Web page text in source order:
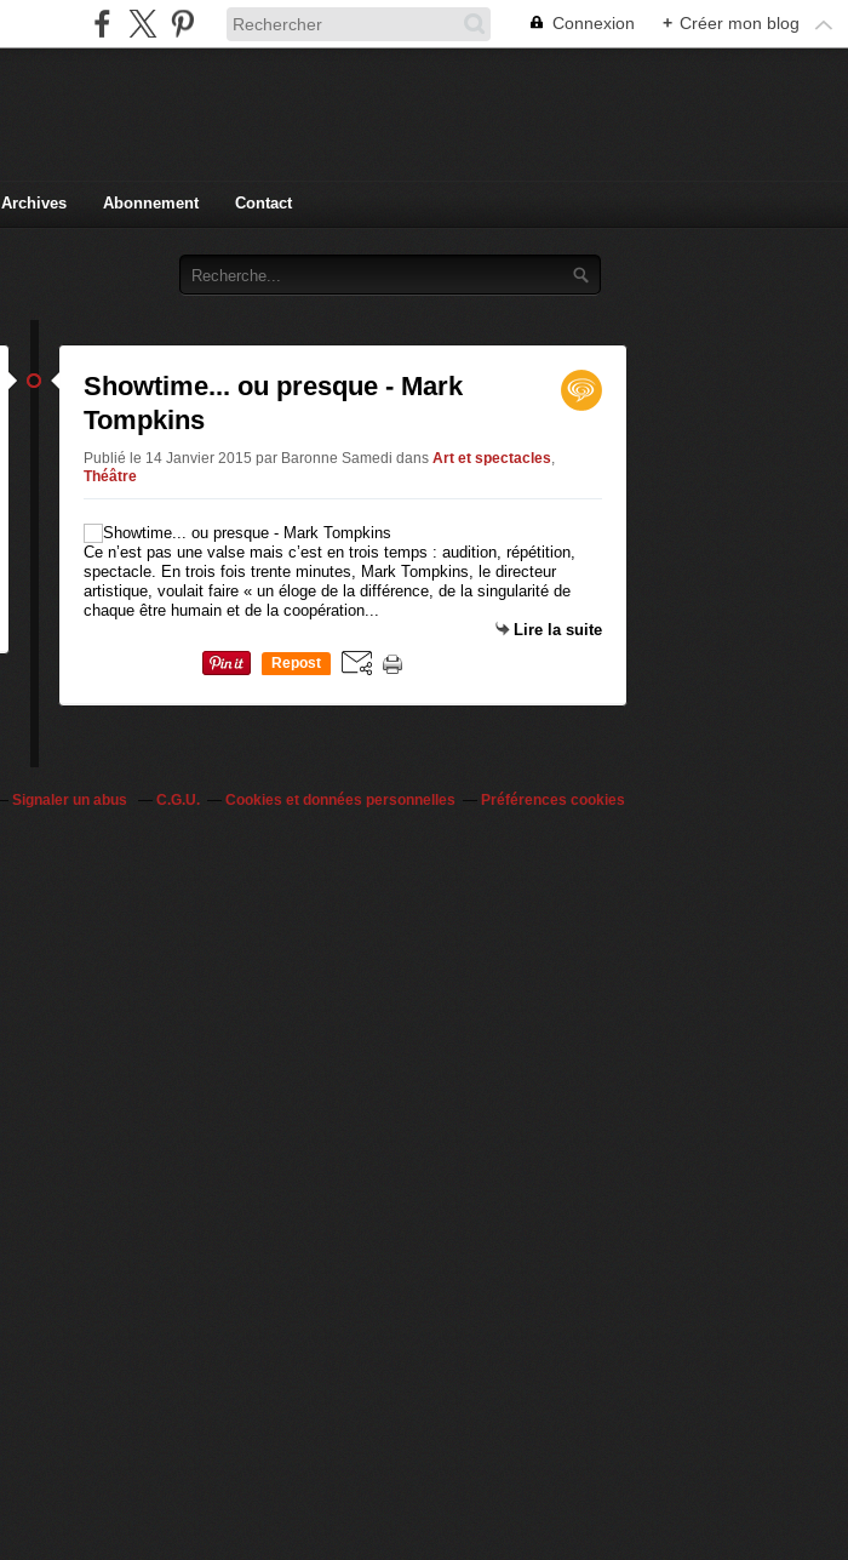
Connexion + Créer mon blog
Archives Abonnement Contact
Showtime... ou presque - Mark
Tompkins
Publié le 14 Janvier 2015 par Baronne Samedi dans Art et spectacles,
Théâtre
Ce n’est pas une valse mais c’est en trois temps : audition, répétition,
spectacle. En trois fois trente minutes, Mark Tompkins, le directeur
artistique, voulait faire « un éloge de la différence, de la singularité de
chaque être humain et de la coopération...
Lire la suite
Repost
Signaler un abus C.G.U. Cookies et données personnelles Préférences cookies